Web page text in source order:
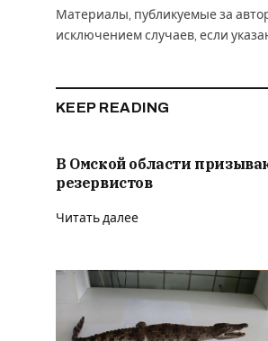
Материалы, публикуемые за
исключением случаев, если
KEEP READING
В Омской области
резервистов
Читать далее